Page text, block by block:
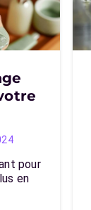
pour
en